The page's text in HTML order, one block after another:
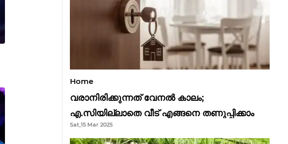
Home
വരാനിരിക്കുന്നത് വേനൽ കാലം;
എ.സിയില്ലാതെ വീട് എങ്ങനെ തണുപ്പിക്കാം
Sat,15 Mar 2025